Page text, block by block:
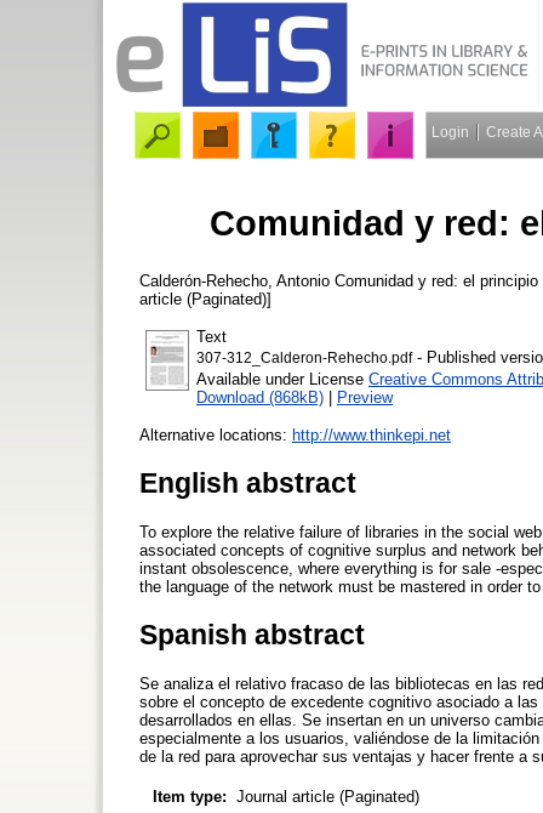
Login Create
Comunidad y red:
Calderón-Rehecho, Antonio Comunidad y red: el
article (Paginated)]
Text
307-312_Calderon-Rehecho.pdf- Published
Available under License Creative Commons
Download (868kB) | Preview
Alternative locations: http://www.thinkepi.net
English abstract
To explore the relative failure of libraries in the social
associated concepts of cognitive surplus and network
instant obsolescence, where everything is for sale -
the language of the network must be mastered in order
Spanish abstract
Se analiza el relativo fracaso de las bibliotecas en las
sobre el concepto de excedente cognitivo asociado a
desarrollados en ellas. Se insertan en un universo
especialmente a los usuarios, valiéndose de la
de la red para aprovechar sus ventajas y hacer frente a
Item type: Journal article (Paginated)